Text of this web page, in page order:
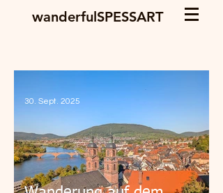
wanderfulSPESSART
30. Sept. 2025